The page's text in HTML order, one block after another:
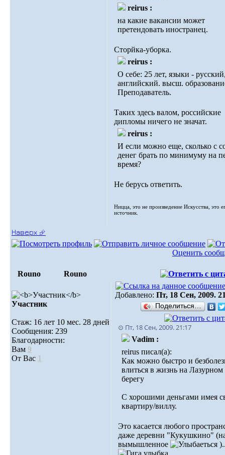
reirus :
на какие вакансии может
претендовать иностранец.
Сторйка-уборка.
reirus :
О себе: 25 лет, языки -
английский. высш.
Преподаватель.
Таких здесь валом, российские
дипломы ничего не значат.
reirus :
И если можно еще, сколько с
денег брать по минимуму на
время?
Не берусь ответить.
Ницца, это не произведение Искусства, это
источник.
Наверх ⮵
Оценить
Rouno Rouno
Участник
Стаж: 16 лет 10 мес. 28 дней
Сообщения: 239
Благодарности:
Вам 9
От Вас 1
Добавлено: Пт, 18 Сен, 2009.
Поделиться…
⊙ Пт, 18 Сен, 2009. 21:17
Vadim :
reirus писал(а):
Как можно быстро и
влиться в жизнь на Лазурном
берегу
С хорошими деньгами имея
квартиру/виллу.
Это касается любого
даже деревни "Кукушкино"
вымышленное